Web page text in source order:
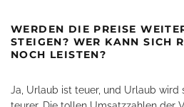
WERDEN DIE PREISE
STEIGEN? WER KANN SICH
NOCH LEISTEN?
Ja, Urlaub ist teuer, und Urlaub wird